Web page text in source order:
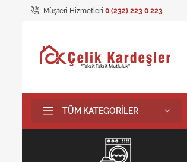
Müşteri Hizmetleri 0 (232) 223 0 223
TÜM KATEGORILER